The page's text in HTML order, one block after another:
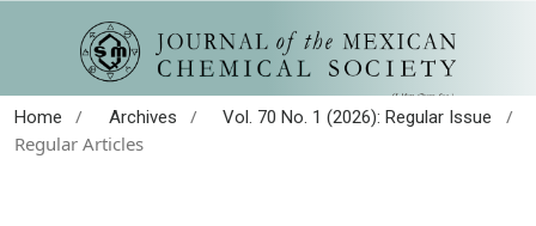
Home / Archives / Vol. 70 No. 1 (2026): Regular Issue
/
Regular Articles